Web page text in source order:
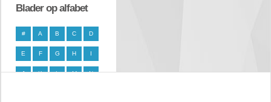
Blader op alfabet
# A B C D
E F G H I
J K L M N